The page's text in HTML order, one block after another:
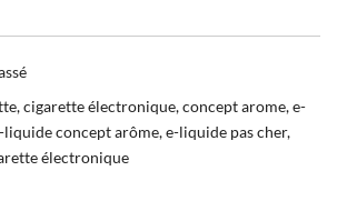
,cigarette électronique,concept arome,e-
liquide concept arôme,e-liquide pas cher,
électronique